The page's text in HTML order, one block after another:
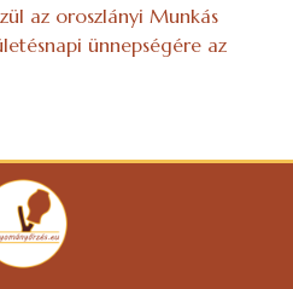
az oroszlányi Munkás
ünnepségére az